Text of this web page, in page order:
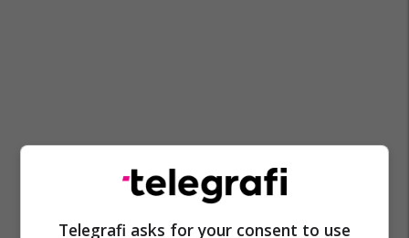
Telegrafi asks for your consent to use